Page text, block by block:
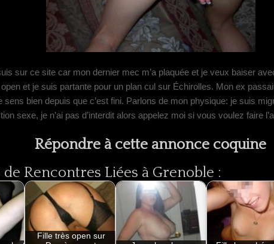
sur ce site car mon dernier mec m’a plaquée et je veux baiser
et je suis partante pour un plan cul sur Échirolles. Mon ex
sens bien depuis que c’est fini. Parlons de mon physique: je suis
sexe, je n’ai pas d’interdit alors appelez moi si vous voulez faire
Répondre à cette annonce coquine
Rencontres Liées à Grenoble :
Fille très open sur